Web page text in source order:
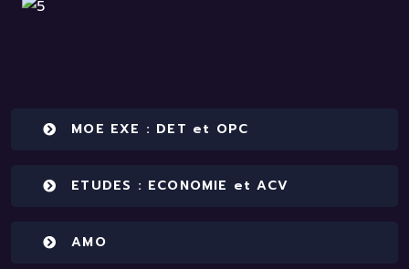
MOE EXE : DET et OPC
ETUDES : ECONOMIE et ACV
AMO